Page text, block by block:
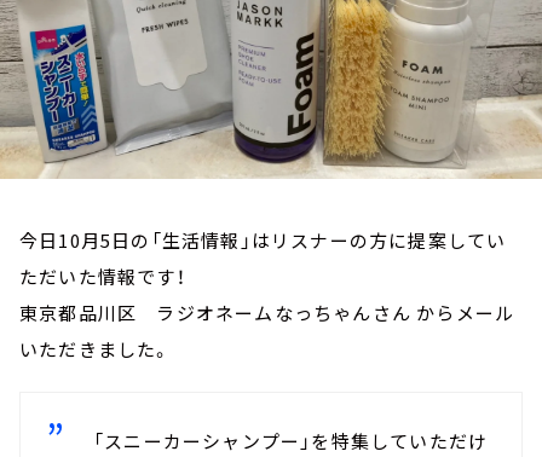
今日10月5日の「生活情報」はリスナーの方に提案してい
ただいた情報です！
東京都品川区 ラジオネームなっちゃんさん からメール
いただきました。
「スニーカーシャンプー」を特集していただけ